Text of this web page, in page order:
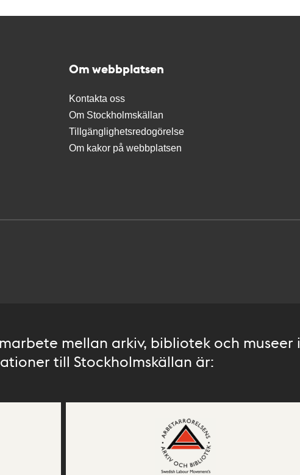
Om webbplatsen
Kontakta oss
Om Stockholmskällan
Tillgänglighetsredogörelse
Om kakor på webbplatsen
mellan arkiv, bibliotek och museer i
till Stockholmskällan är: